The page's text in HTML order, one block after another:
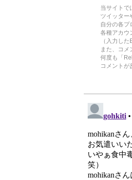
当サイトでは
ツイッターや
自分の各プロ
各種アカウン
（入力した
また、コメン
何度も「
コメントが反